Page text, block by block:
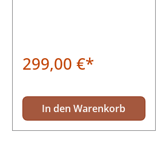
299,00 €*
In den Warenkorb